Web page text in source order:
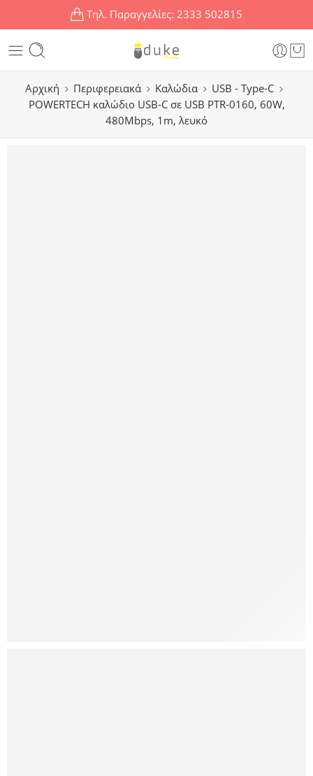
Τηλ. Παραγγελίες: 2333 502815
Αρχική Περιφερειακά Καλώδια
USB - Type-C
POWERTECH καλώδιο USB-C σε USB PTR-0160, 60W,
480Mbps, 1m, λευκό